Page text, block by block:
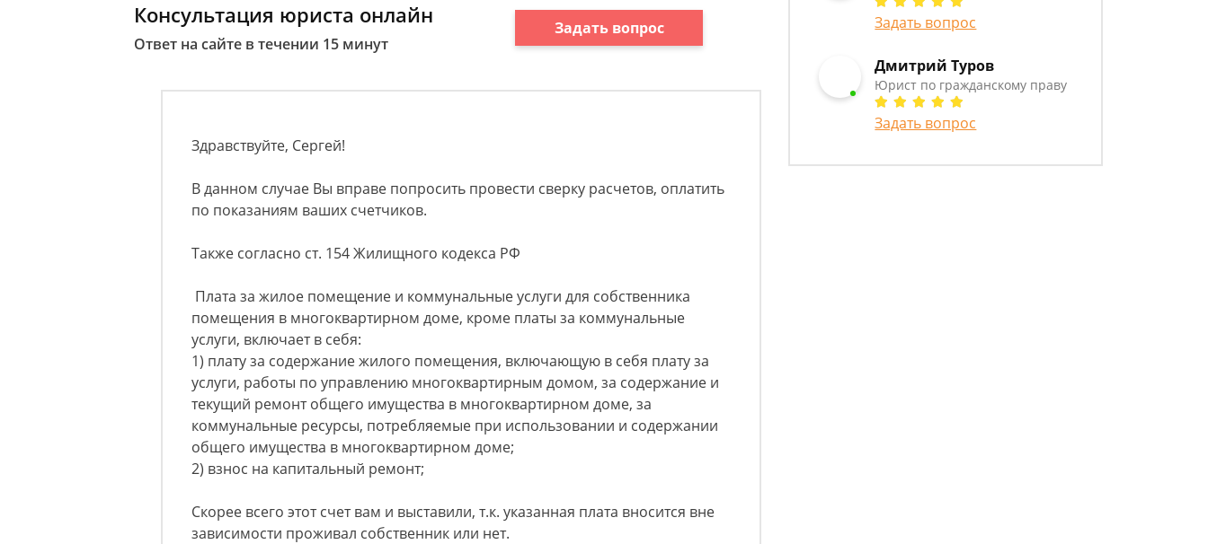
Консультация юриста онлайн
Ответ на сайте в течении 15 минут
Задать вопрос
Здравствуйте, Сергей!
В данном случае Вы вправе попросить провести сверку расчетов, оплатить
по показаниям ваших счетчиков.
Также согласно ст. 154 Жилищного кодекса РФ
Плата за жилое помещение и коммунальные услуги для собственника
помещения в многоквартирном доме, кроме платы за коммунальные
услуги, включает в себя:
1) плату за содержание жилого помещения, включающую в себя плату за
услуги, работы по управлению многоквартирным домом, за содержание и
текущий ремонт общего имущества в многоквартирном доме, за
коммунальные ресурсы, потребляемые при использовании и содержании
общего имущества в многоквартирном доме;
2) взнос на капитальный ремонт;
Скорее всего этот счет вам и выставили, т.к. указанная плата вносится вне
зависимости проживал собственник или нет.
Задать вопрос
Дмитрий Туров
Юрист по гражданскому праву
Задать вопрос